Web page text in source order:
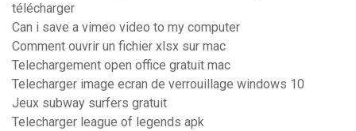
télécharger
Can i save a vimeo video to my computer
Comment ouvrir un fichier xlsx sur mac
Telechargement open office gratuit mac
Telecharger image ecran de verrouillage windows 10
Jeux subway surfers gratuit
Telecharger league of legends apk